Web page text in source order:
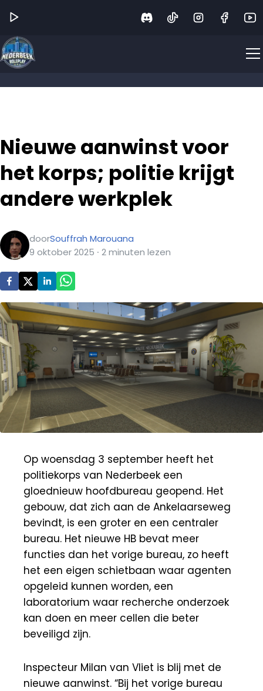
Nieuwe aanwinst voor
het korps; politie krijgt
andere werkplek
doorSouffrah Marouana
9 oktober 2025 ∙ 2minuten lezen
Op woensdag 3 september heeft het
politiekorps van Nederbeek een
gloednieuw hoofdbureau geopend. Het
gebouw, dat zich aan de Ankelaarseweg
bevindt, is een groter en een centraler
bureau. Het nieuwe HB bevat meer
functies dan het vorige bureau, zo heeft
het een eigen schietbaan waar agenten
opgeleid kunnen worden, een
laboratorium waar recherche onderzoek
kan doen en meer cellen die beter
beveiligd zijn.
Inspecteur Milan van Vliet is blij met de
nieuwe aanwinst. “Bij het vorige bureau